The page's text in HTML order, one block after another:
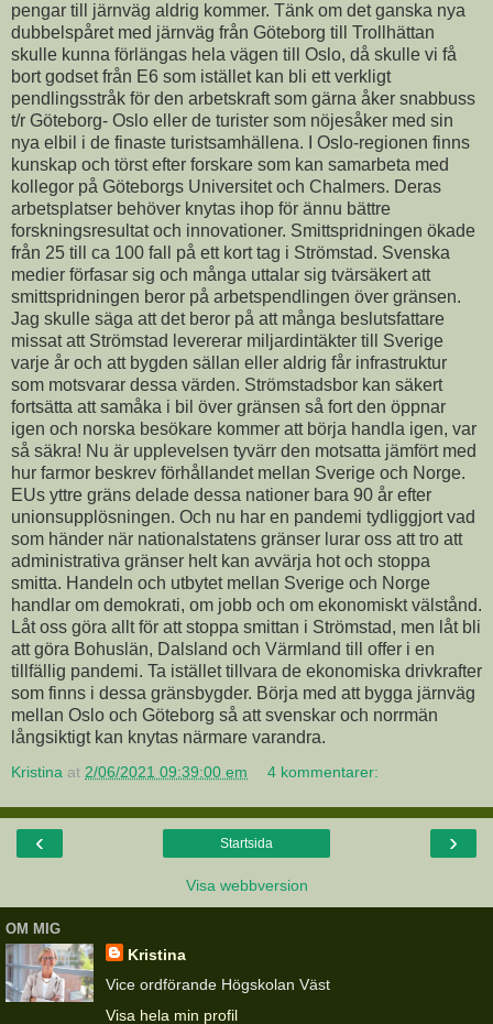
pengar till järnväg aldrig kommer. Tänk om det ganska nya
dubbelspåret med järnväg från Göteborg till Trollhättan
skulle kunna förlängas hela vägen till Oslo, då skulle vi få
bort godset från E6 som istället kan bli ett verkligt
pendlingsstråk för den arbetskraft som gärna åker snabbuss
t/r Göteborg- Oslo eller de turister som nöjesåker med sin
nya elbil i de finaste turistsamhällena. I Oslo-regionen finns
kunskap och törst efter forskare som kan samarbeta med
kollegor på Göteborgs Universitet och Chalmers. Deras
arbetsplatser behöver knytas ihop för ännu bättre
forskningsresultat och innovationer. Smittspridningen ökade
från 25 till ca 100 fall på ett kort tag i Strömstad. Svenska
medier förfasar sig och många uttalar sig tvärsäkert att
smittspridningen beror på arbetspendlingen över gränsen.
Jag skulle säga att det beror på att många beslutsfattare
missat att Strömstad levererar miljardintäkter till Sverige
varje år och att bygden sällan eller aldrig får infrastruktur
som motsvarar dessa värden. Strömstadsbor kan säkert
fortsätta att samåka i bil över gränsen så fort den öppnar
igen och norska besökare kommer att börja handla igen, var
så säkra! Nu är upplevelsen tyvärr den motsatta jämfört med
hur farmor beskrev förhållandet mellan Sverige och Norge.
EUs yttre gräns delade dessa nationer bara 90 år efter
unionsupplösningen. Och nu har en pandemi tydliggjort vad
som händer när nationalstatens gränser lurar oss att tro att
administrativa gränser helt kan avvärja hot och stoppa
smitta. Handeln och utbytet mellan Sverige och Norge
handlar om demokrati, om jobb och om ekonomiskt välstånd.
Låt oss göra allt för att stoppa smittan i Strömstad, men låt bli
att göra Bohuslän, Dalsland och Värmland till offer i en
tillfällig pandemi. Ta istället tillvara de ekonomiska drivkrafter
som finns i dessa gränsbygder. Börja med att bygga järnväg
mellan Oslo och Göteborg så att svenskar och norrmän
långsiktigt kan knytas närmare varandra.
Kristina at 2/06/2021 09:39:00 em 4 kommentarer:
‹ ›
Startsida
Visa webbversion
OM MIG
Kristina
Vice ordförande Högskolan Väst
Visa hela min profil